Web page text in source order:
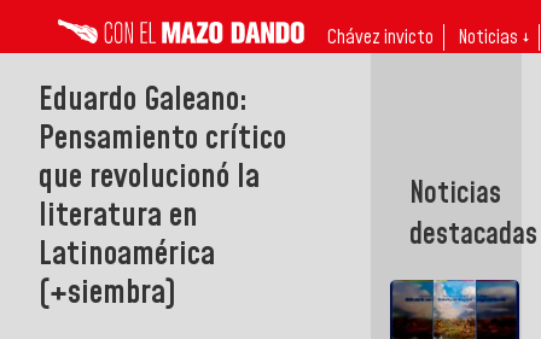
Chávez invicto Noticias ↓
Eduardo Galeano:
Pensamiento crítico
que revolucionó la
literatura en
Latinoamérica
(+siembra)
Noticias
destacadas